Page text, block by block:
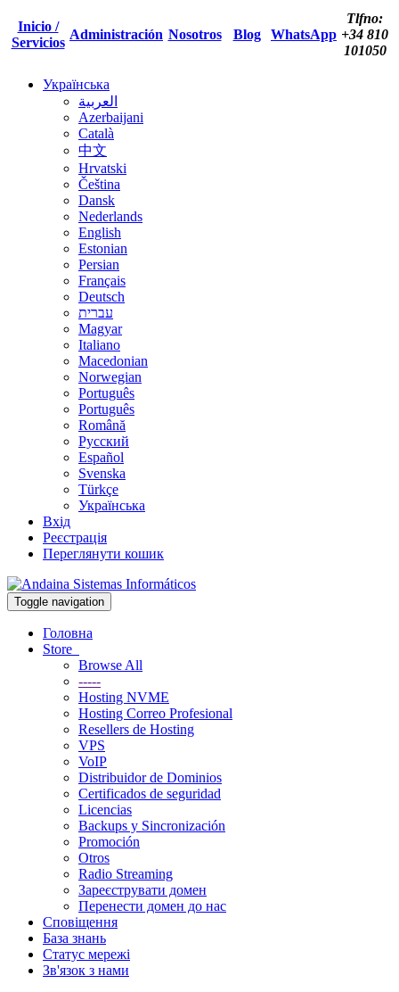
Inicio /
Servicios
Administración Nosotros Blog WhatsApp
Tlfno:
+34 810
101050
Українська
العربية
Azerbaijani
Català
中文
Hrvatski
Čeština
Dansk
Nederlands
English
Estonian
Persian
Français
Deutsch
עברית
Magyar
Italiano
Macedonian
Norwegian
Português
Português
Română
Русский
Español
Svenska
Türkçe
Українська
Вхід
Реєстрація
Переглянути кошик
Toggle navigation
Головна
Store
Browse All
-----
Hosting NVME
Hosting Correo Profesional
Resellers de Hosting
VPS
VoIP
Distribuidor de Dominios
Certificados de seguridad
Licencias
Backups y Sincronización
Promoción
Otros
Radio Streaming
Зареєструвати домен
Перенести домен до нас
Сповіщення
База знань
Статус мережі
Зв'язок з нами